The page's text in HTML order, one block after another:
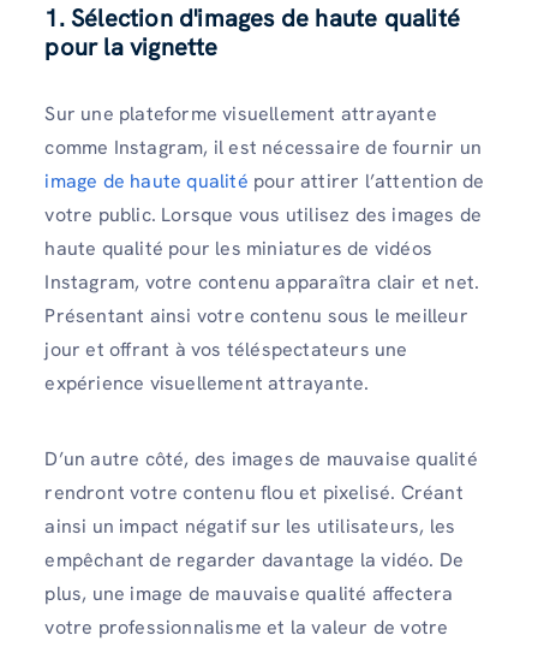
1. Sélection d'images de haute qualité
pour la vignette
Sur une plateforme visuellement attrayante
comme Instagram, il est nécessaire de fournir un
image de haute qualité pour attirer l’attention de
votre public. Lorsque vous utilisez des images de
haute qualité pour les miniatures de vidéos
Instagram, votre contenu apparaîtra clair et net.
Présentant ainsi votre contenu sous le meilleur
jour et offrant à vos téléspectateurs une
expérience visuellement attrayante.
D’un autre côté, des images de mauvaise qualité
rendront votre contenu flou et pixelisé. Créant
ainsi un impact négatif sur les utilisateurs, les
empêchant de regarder davantage la vidéo. De
plus, une image de mauvaise qualité affectera
votre professionnalisme et la valeur de votre